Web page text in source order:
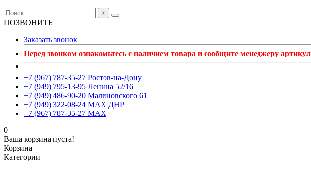
×
ПОЗВОНИТЬ
Заказать звонок
Перед звонком ознакомьтесь с наличием товара и сообщите менеджеру артикул
+7 (967) 787-35-27 Ростов-на-Дону
+7 (949) 795-13-95 Ленина 52/16
+7 (949) 486-90-20 Малиновского 61
+7 (949) 322-08-24 MAX ДНР
+7 (967) 787-35-27 MAX
0
Ваша корзина пуста!
Корзина
Категории